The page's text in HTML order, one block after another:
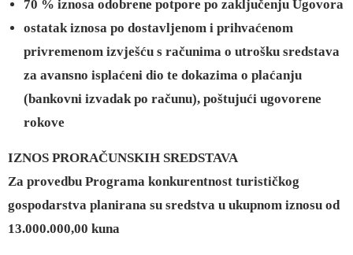
70 % iznosa odobrene potpore po zaključenju Ugovora
ostatak iznosa po dostavljenom i prihvaćenom
privremenom izvješću s računima o utrošku sredstava
za avansno isplaćeni dio te dokazima o plaćanju
(bankovni izvadak po računu), poštujući ugovorene
rokove
IZNOS PRORAČUNSKIH SREDSTAVA
Za provedbu Programa konkurentnost turističkog
gospodarstva planirana su sredstva u ukupnom iznosu od
13.000.000,00 kuna